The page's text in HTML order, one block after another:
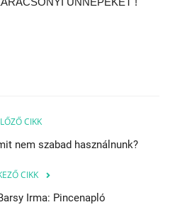
CIKK
nem szabad használnunk?
CIKK
Irma: Pincenapló